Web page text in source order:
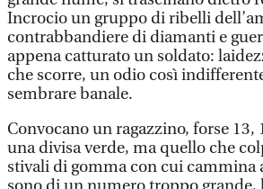
Incrocio un gruppo di ribelli
contrabbandiere di diamanti e
appena catturato un soldato:
che scorre, un odio così
sembrare banale.
Convocano un ragazzino, forse 13,
una divisa verde, ma quello che
stivali di gomma con cui cammina